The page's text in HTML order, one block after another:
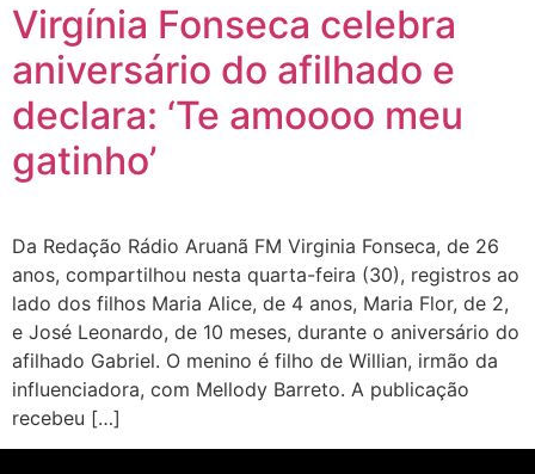
Virgínia Fonseca celebra
aniversário do afilhado e
declara: ‘Te amoooo meu
gatinho’
Da Redação Rádio Aruanã FM Virginia Fonseca, de 26
anos, compartilhou nesta quarta-feira (30), registros ao
lado dos filhos Maria Alice, de 4 anos, Maria Flor, de 2,
e José Leonardo, de 10 meses, durante o aniversário do
afilhado Gabriel. O menino é filho de Willian, irmão da
influenciadora, com Mellody Barreto. A publicação
recebeu […]